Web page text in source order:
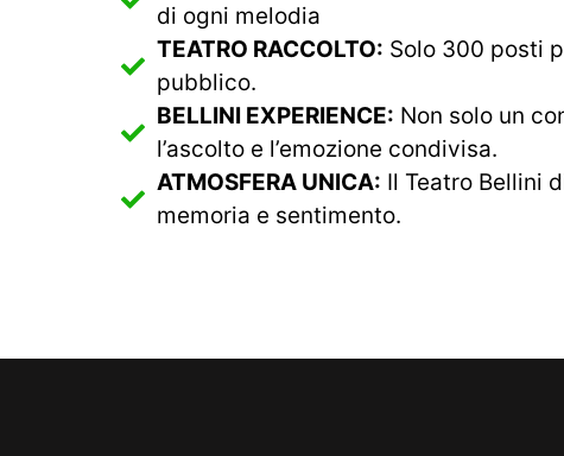
di ogni melodia
TEATRO RACCOLTO: Solo 300 posti
pubblico.
BELLINI EXPERIENCE: Non solo un
l’ascolto e l’emozione condivisa.
ATMOSFERA UNICA: Il Teatro Bellini
memoria e sentimento.